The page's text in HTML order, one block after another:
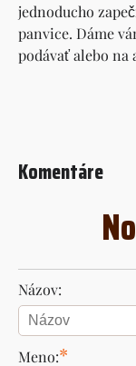
jednoducho
panvice. Dáme
podávať alebo na
Komentáre
Názov:
Meno:*